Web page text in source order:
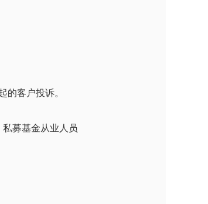
的客户投诉。
募基金从业人员